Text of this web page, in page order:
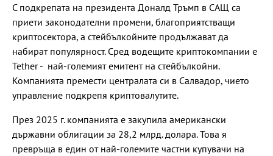
С подкрепата на президента Доналд Тръмп в САЩ са
приети законодателни промени, благоприятстващи
криптосектора, а стейбълкойните продължават да
набират популярност. Сред водещите криптокомпании е
Tether - най-големият емитент на стейбълкойни.
Компанията премести централата си в Салвадор, чието
управление подкрепя криптовалутите.
През 2025 г. компанията е закупила американски
държавни облигации за 28,2 млрд. долара. Това я
превръща в един от най-големите частни купувачи на